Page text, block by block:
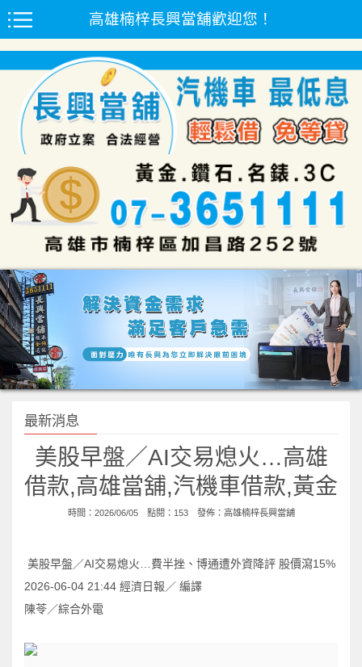
高雄楠梓長興當舖歡迎您！
最新消息
美股早盤／AI交易熄火…高雄
借款,高雄當舖,汽機車借款,黃金
時間：2026/06/05 點閱：153 發佈： 高雄楠梓長興當舖
美股早盤／AI交易熄火…費半挫、博通遭外資降評 股價瀉15%
2026-06-04 21:44 經濟日報／ 編譯
陳苓／綜合外電